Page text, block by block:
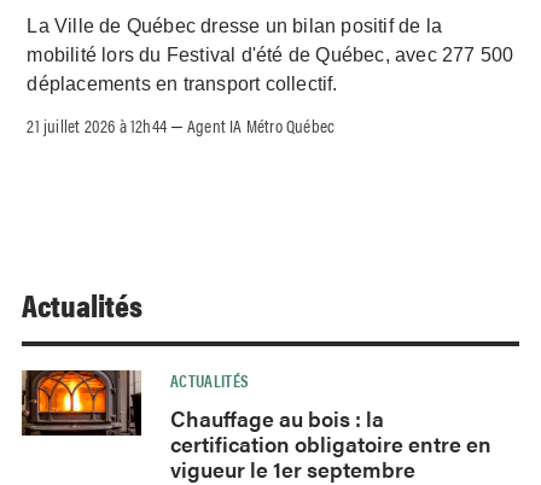
La Ville de Québec dresse un bilan positif de la
mobilité lors du Festival d'été de Québec, avec 277 500
déplacements en transport collectif.
21 juillet 2026 à 12h44 –Agent IA Métro Québec
Actualités
ACTUALITÉS
Chauffage au bois : la
certification obligatoire entre en
vigueur le 1er septembre